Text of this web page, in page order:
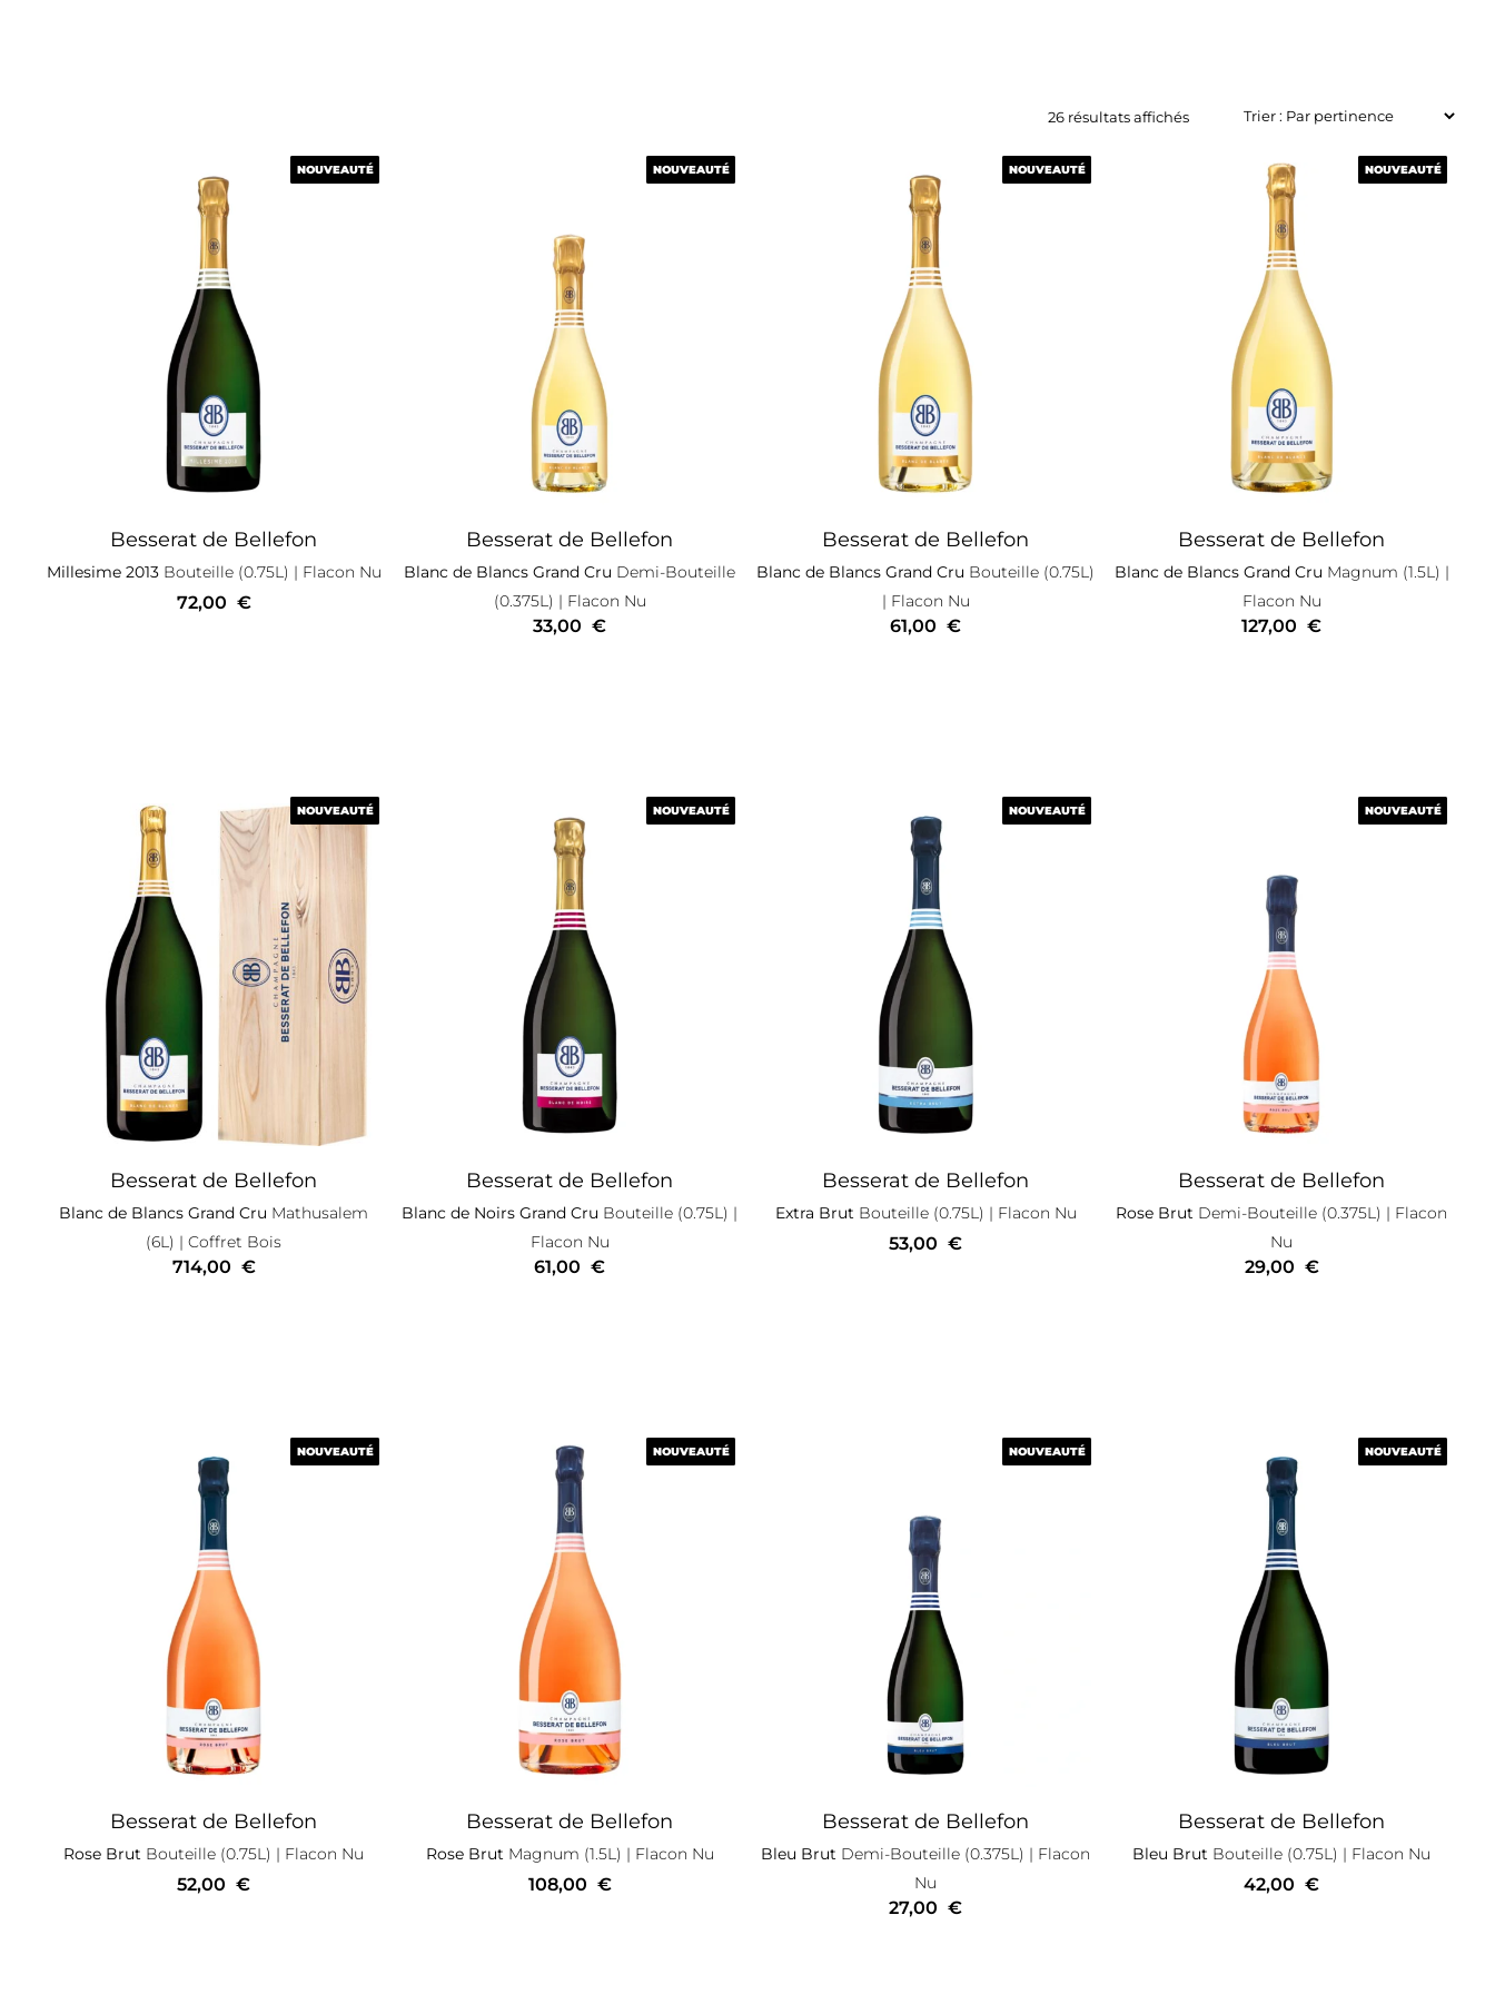
26 résultats affichés
NOUVEAUTÉ
Besserat de Bellefon
Millesime 2013Bouteille (0.75L) | Flacon Nu
NOUVEAUTÉ
72,00 €
NOUVEAUTÉ
Besserat de Bellefon
Blanc de Blancs Grand Cru Demi-Bouteille
(0.375L) | Flacon Nu
NOUVEAUTÉ
33,00 €
NOUVEAUTÉ
Besserat de Bellefon
Blanc de Blancs Grand Cru Bouteille (0.75L)
| Flacon Nu
NOUVEAUTÉ
61,00 €
NOUVEAUTÉ
Besserat de Bellefon
Blanc de Blancs Grand Cru Magnum (1.5L) |
Flacon Nu
NOUVEAUTÉ
127,00 €
NOUVEAUTÉ
Besserat de Bellefon
Blanc de Blancs Grand Cru Mathusalem
(6L) | Coffret Bois
NOUVEAUTÉ
714,00 €
NOUVEAUTÉ
Besserat de Bellefon
Blanc de Noirs Grand Cru Bouteille (0.75L) |
Flacon Nu
NOUVEAUTÉ
61,00 €
NOUVEAUTÉ
Besserat de Bellefon
Extra Brut Bouteille (0.75L) | Flacon Nu
NOUVEAUTÉ
53,00 €
NOUVEAUTÉ
Besserat de Bellefon
Rose Brut Demi-Bouteille (0.375L) | Flacon
Nu
NOUVEAUTÉ
29,00 €
NOUVEAUTÉ
Besserat de Bellefon
Rose Brut Bouteille (0.75L) | Flacon Nu
NOUVEAUTÉ
52,00 €
NOUVEAUTÉ
Besserat de Bellefon
Rose Brut Magnum (1.5L) | Flacon Nu
NOUVEAUTÉ
108,00 €
NOUVEAUTÉ
Besserat de Bellefon
Bleu Brut Demi-Bouteille (0.375L) | Flacon
Nu
NOUVEAUTÉ
27,00 €
NOUVEAUTÉ
Besserat de Bellefon
Bleu Brut Bouteille (0.75L) | Flacon Nu
NOUVEAUTÉ
42,00 €